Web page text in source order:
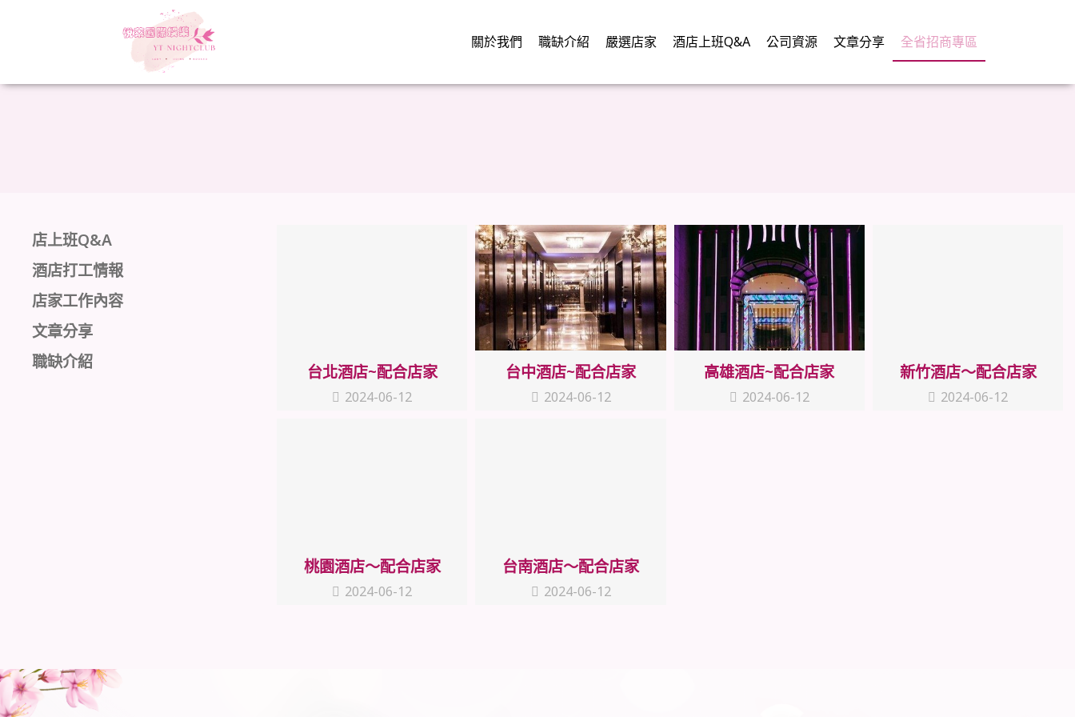
關於我們 職缺介紹 嚴選店家 酒店上班Q&A 公司資源 文章分享 全省招商專區
店上班Q&A
酒店打工情報
店家工作內容
文章分享
職缺介紹
台北酒店~配合店家
2024-06-12
台中酒店~配合店家
2024-06-12
高雄酒店~配合店家
2024-06-12
新竹酒店～配合店家
2024-06-12
桃園酒店～配合店家
2024-06-12
台南酒店～配合店家
2024-06-12